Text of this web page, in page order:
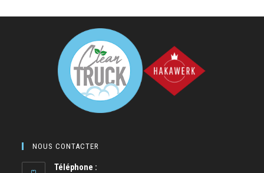
NOUS CONTACTER
Téléphone :